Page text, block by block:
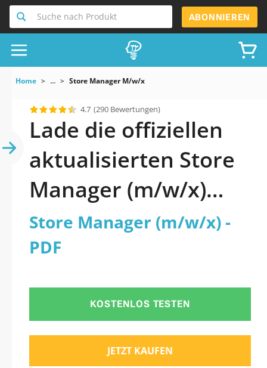
Suche nach Produkt ABONNIEREN
Home ... Store Manager M/w/x
4.7 (290 Bewertungen)
Lade die offiziellen
aktualisierten Store
Manager (m/w/x)
Quiz 2026 PDF
herunter
Store Manager (m/w/x) -
PDF
KOSTENLOS TESTEN
JETZT KAUFEN